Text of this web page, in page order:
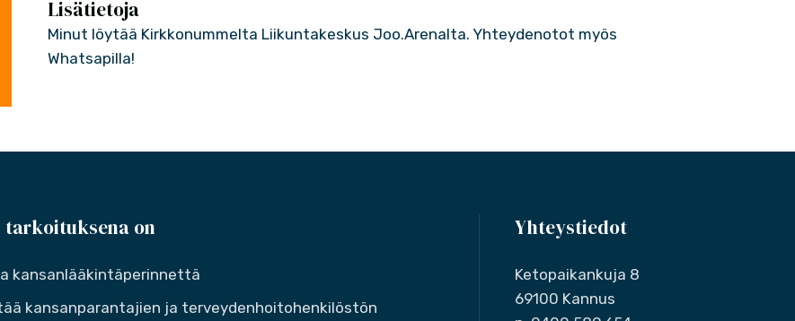
Lisätietoja
Minut löytää Kirkkonummelta Liikuntakeskus Joo.Arenalta. Yhteydenotot myös
Whatsapilla!
tarkoituksena on
kansanlääkintäperinnettä
kansanparantajien ja terveydenhoitohenkilöstön
Yhteystiedot
Ketopaikankuja 8
69100 Kannus